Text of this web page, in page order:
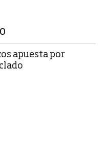
apuesta por